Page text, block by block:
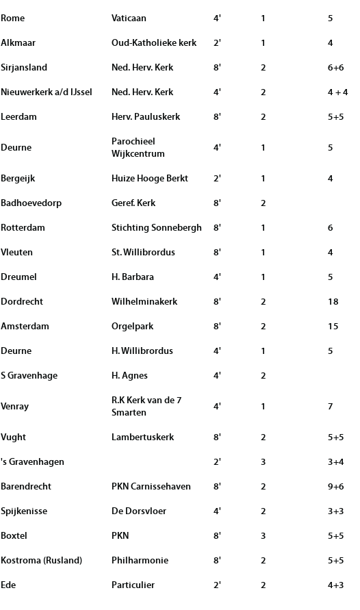
Rome Vaticaan 4' 1 5
Alkmaar Oud-Katholieke kerk 2' 1
4
Sirjansland Ned. Herv. Kerk 8' 2 6+6
Nieuwerkerk a/d IJssel Ned. Herv. Kerk 4' 2 4 + 4
Leerdam Herv. Pauluskerk 8' 2 5+5
Deurne
Parochieel
Wijkcentrum
4' 1 5
Bergeijk Huize Hooge Berkt 2' 1
4
Badhoevedorp Geref. Kerk 8'
2
Rotterdam Stichting Sonnebergh 8' 1 6
Vleuten St. Willibrordus 8' 1
4
Dreumel H. Barbara 4' 1 5
Dordrecht Wilhelminakerk 8' 2 18
Amsterdam Orgelpark 8' 2 15
Deurne H. Willibrordus 4' 1 5
S Gravenhage H. Agnes 4' 2
Venray
R.K Kerk van de 7
Smarten
4' 1 7
Vught Lambertuskerk 8' 2 5+5
's Gravenhagen 2' 3 3+4
Barendrecht PKN Carnissehaven 8' 2 9+6
Spijkenisse De Dorsvloer 4' 2 3+3
Boxtel PKN 8' 3 5+5
Kostroma (Rusland) Philharmonie 8' 2 5+5
Ede Particulier 2' 2 4+3